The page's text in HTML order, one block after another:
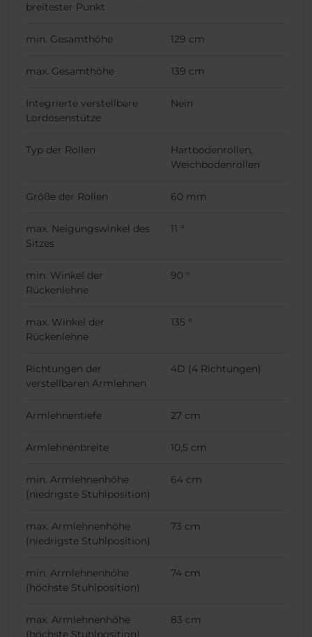
breitester Punkt
min. Gesamthöhe 129 cm
max. Gesamthöhe 139 cm
Integrierte verstellbare
Lordosenstütze
Nein
Typ der Rollen
Hartbodenrollen,
Weichbodenrollen
Größe der Rollen 60 mm
max. Neigungswinkel des
Sitzes
11 °
min. Winkel der
Rückenlehne
90 °
max. Winkel der
Rückenlehne
135 °
Richtungen der
verstellbaren Armlehnen
4D (4 Richtungen)
Armlehnentiefe 27 cm
Armlehnenbreite 10,5 cm
min. Armlehnenhöhe
(niedrigste Stuhlposition)
64 cm
max. Armlehnenhöhe
(niedrigste Stuhlposition)
73 cm
min. Armlehnenhöhe
(höchste Stuhlposition)
74 cm
max. Armlehnenhöhe
(höchste Stuhlposition)
83 cm